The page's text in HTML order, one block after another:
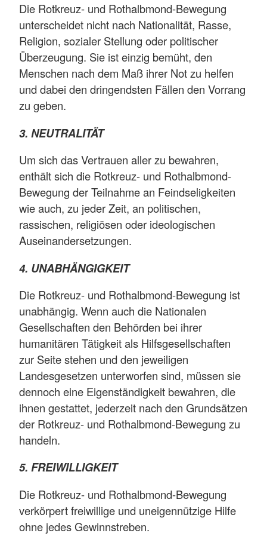
Die Rotkreuz- und Rothalbmond-Bewegung
unterscheidet nicht nach Nationalität, Rasse,
Religion, sozialer Stellung oder politischer
Überzeugung. Sie ist einzig bemüht, den
Menschen nach dem Maß ihrer Not zu helfen
und dabei den dringendsten Fällen den Vorrang
zu geben.
3. NEUTRALITÄT
Um sich das Vertrauen aller zu bewahren,
enthält sich die Rotkreuz- und Rothalbmond-
Bewegung der Teilnahme an Feindseligkeiten
wie auch, zu jeder Zeit, an politischen,
rassischen, religiösen oder ideologischen
Auseinandersetzungen.
4. UNABHÄNGIGKEIT
Die Rotkreuz- und Rothalbmond-Bewegung ist
unabhängig. Wenn auch die Nationalen
Gesellschaften den Behörden bei ihrer
humanitären Tätigkeit als Hilfsgesellschaften
zur Seite stehen und den jeweiligen
Landesgesetzen unterworfen sind, müssen sie
dennoch eine Eigenständigkeit bewahren, die
ihnen gestattet, jederzeit nach den Grundsätzen
der Rotkreuz- und Rothalbmond-Bewegung zu
handeln.
5. FREIWILLIGKEIT
Die Rotkreuz- und Rothalbmond-Bewegung
verkörpert freiwillige und uneigennützige Hilfe
ohne jedes Gewinnstreben.